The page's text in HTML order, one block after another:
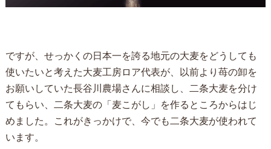
ですが、せっかくの日本一を誇る地元の大麦をどうしても
使いたいと考えた大麦工房ロア代表が、以前より苺の卸を
お願いしていた長谷川農場さんに相談し、二条大麦を分け
てもらい、二条大麦の「麦こがし」を作るところからはじ
めました。これがきっかけで、今でも二条大麦が使われて
います。